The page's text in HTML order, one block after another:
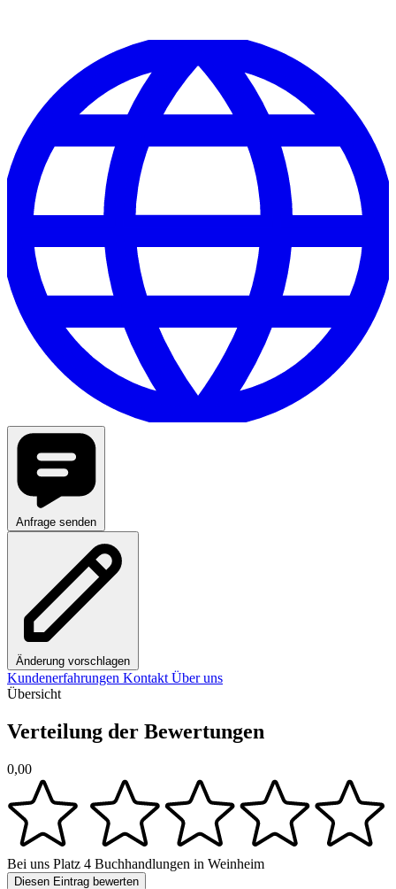
Anfrage senden
Änderung vorschlagen
Kundenerfahrungen Kontakt Über uns
Übersicht
Verteilung der Bewertungen
0,00
Bei uns Platz 4 Buchhandlungen in Weinheim
Diesen Eintrag bewerten